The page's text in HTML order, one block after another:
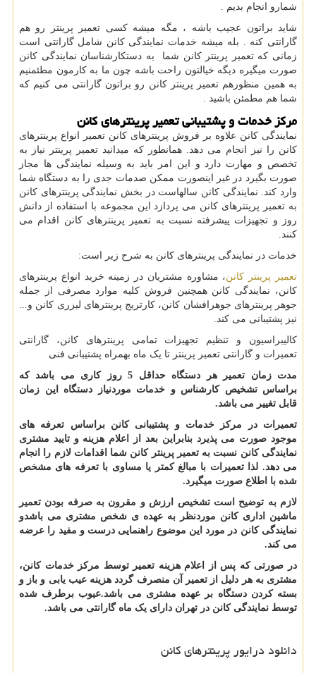
شمارو انجام بدیم .
شاید براتون عجیب باشه ، مگه میشه کسی تعمیر پرینتر رو هم
گارانتی کنه . بله میشه خدمات نمایندگی کانن شامل گارانتی است
زمانی که تعمیر پرینتر کانن شما به دستکارشناسان نمایندگی کانن
صورت میگیره دیگه خیالتون راحت باشه چون ما به کارمون مطئمنیم
به همین منظورهم تعمیر پرینتر کانن رو براتون گارانتی می کنیم که
شما هم مطمئن باشید .
مرکز خدمات و پشتیبانی تعمیر پرینترهای کانن
نمایندگی کانن علاوه بر فروش پرینترهای کانن تعمیر انواع پرینترهای
کانن را نیز انجام می دهد. همانطور که میدانید تعمیر پرینتر نیاز به
تخصص و مهارت دارد و این امر باید به وسیله نمایندگی ها مجاز
صورت بگیرد در غیر اینصورت ممکن صدمات جدی را به دستگاه شما
وارد کند. نمایندگی کانن سالهاست در بخش نمایندگی پرینترهای کانن
به تعمیر پرینترهای کانن می پردازد این مجموعه با استفاده از دانش
روز و تجهیزات پیشرفته نسبت به تعمیر پرینترهای کانن اقدام می
کنند.
خدمات در نمایندگی پرینترهای کانن به شرح زیر است:
تعمیر پرینتر کانن، مشاوره مشتریان در زمینه خرید انواع پرینترهای
کانن، نمایندگی کانن همچنین فروش کلیه موارد مصرفی از جمله
جوهر پرینترهای جوهرافشان کانن، کارتریج پرینترهای لیزری کانن و...
نیز پشتیبانی می کند.
کالیبراسیون و تنظیم تجهیزات تمامی پرینترهای کانن، گارانتی
تعمیرات و گارانتی تعمیر پرینتر تا یک ماه بهمراه پشتیبانی فنی
مدت زمان تعمیر هر دستگاه حداقل 5 روز کاری می باشد که
براساس تشخیص کارشناس و خدمات موردنیاز دستگاه این زمان
قابل تغییر می باشد.
تعمیرات در مرکز خدمات و پشتیبانی کانن براساس تعرفه های
موجود صورت می پذیرد بنابراین بعد از اعلام هزینه و تایید مشتری
نمایندگی کانن نسبت به تعمیر پرینتر کانن شما اقدامات لازم را انجام
می دهد. لذا تعمیرات با مبالغ کمتر یا مساوی با تعرفه های مشخص
شده با اطلاع صورت میگیرد.
لازم به توضیح است تشخیص ارزش و مقرون به صرفه بودن تعمیر
ماشین اداری کانن موردنظر به عهده ی شخص مشتری می باشدو
نمایندگی کانن در مورد این موضوع راهنمایی درست و مفید را عرضه
می کند.
در صورتی که پس از اعلام هزینه تعمیر توسط مرکز خدمات کانن،
مشتری به هر دلیل از تعمیر آن منصرف گردد هزینه عیب یابی و باز و
بسته کردن دستگاه بر عهده مشتری می باشد.عیوب برطرف شده
توسط نمایندگی کانن در تهران دارای یک ماه گارانتی می باشد.
دانلود درایور پرینترهای کانن